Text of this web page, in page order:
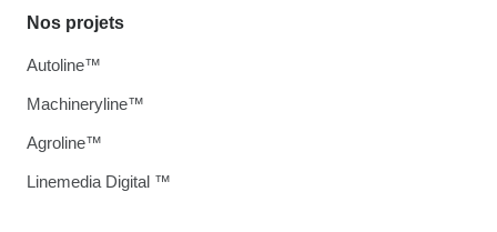
Nos projets
Autoline™
Machineryline™
Agroline™
Linemedia Digital ™